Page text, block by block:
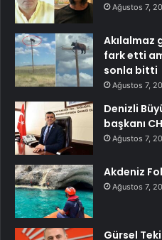
Ağustos 7,
Akılalmaz
fark etti
sonla bitti
Ağustos 7,
Denizli
başkanı
Ağustos 7,
Akdeniz
Ağustos 7,
Gürsel